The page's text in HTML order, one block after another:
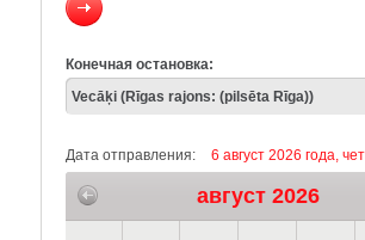
Конечная остановка:
Дата отправления: 6 август 2026 года,
август 2026